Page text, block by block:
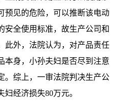
预见的危险，可以推断该电动
安全使用标准，故生产公司和
此外，法院认为，对产品责任
本身，小孙夫妇是否尽到注意
。综上，一审法院判决生产公
经济损失80万元。